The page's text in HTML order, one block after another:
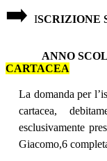
➡️ ISCRIZIONE
ANNO
CARTACEA
La domanda per
cartacea,
esclusivamente
Giacomo,6